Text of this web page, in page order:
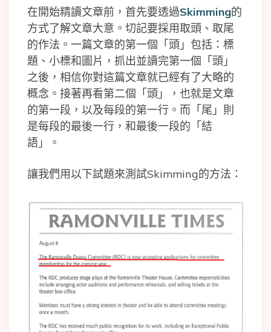
在開始精讀文章前，首先要透過Skimming的
方式了解文章大意。切記要採用取頭、取尾
的作法。一篇文章的第一個「頭」包括：標
題、小標和圖片，抓出並讀完第一個「頭」
之後，相信你對這篇文章就已經有了大略的
概念。接著再看第二個「頭」，也就是文章
的第一段，以及每段的第一行。而「尾」則
是每段的最後一行，和最後一段的「結
語」。
讓我們用以下試題來測試Skimming的方法：